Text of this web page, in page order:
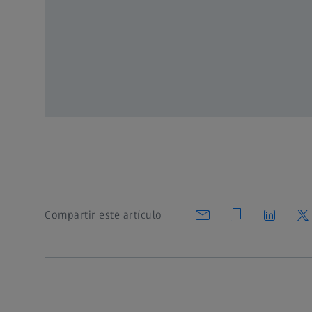
Compartir este artículo